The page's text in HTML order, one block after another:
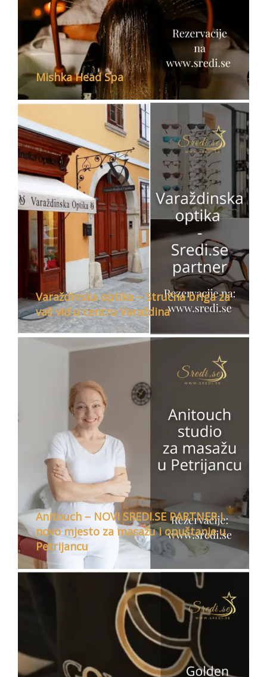
Mishka Head Spa
Varaždinska optika – Stručna briga za
vaš vid u centru Varaždina
Anitouch – NOVI SREDI.SE PARTNER i
novo mjesto za masažu i opuštanje u
Petrijancu